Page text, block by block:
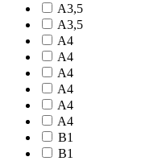
A3,5
A3,5
A4
A4
A4
A4
A4
A4
B1
B1